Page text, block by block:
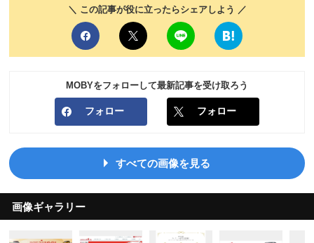
＼ この記事が役に立ったらシェアしよう ／
MOBYをフォローして最新記事を受け取ろう
フォロー フォロー
すべての画像を見る
画像ギャラリー